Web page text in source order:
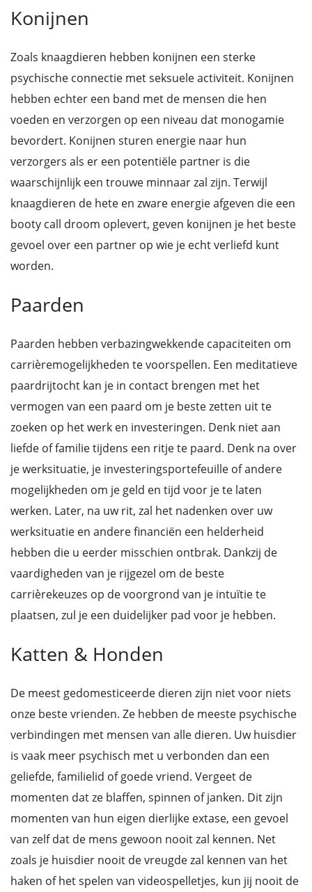
Konijnen
Zoals knaagdieren hebben konijnen een sterke
psychische connectie met seksuele activiteit. Konijnen
hebben echter een band met de mensen die hen
voeden en verzorgen op een niveau dat monogamie
bevordert. Konijnen sturen energie naar hun
verzorgers als er een potentiële partner is die
waarschijnlijk een trouwe minnaar zal zijn. Terwijl
knaagdieren de hete en zware energie afgeven die een
booty call droom oplevert, geven konijnen je het beste
gevoel over een partner op wie je echt verliefd kunt
worden.
Paarden
Paarden hebben verbazingwekkende capaciteiten om
carrièremogelijkheden te voorspellen. Een meditatieve
paardrijtocht kan je in contact brengen met het
vermogen van een paard om je beste zetten uit te
zoeken op het werk en investeringen. Denk niet aan
liefde of familie tijdens een ritje te paard. Denk na over
je werksituatie, je investeringsportefeuille of andere
mogelijkheden om je geld en tijd voor je te laten
werken. Later, na uw rit, zal het nadenken over uw
werksituatie en andere financiën een helderheid
hebben die u eerder misschien ontbrak. Dankzij de
vaardigheden van je rijgezel om de beste
carrièrekeuzes op de voorgrond van je intuïtie te
plaatsen, zul je een duidelijker pad voor je hebben.
Katten & Honden
De meest gedomesticeerde dieren zijn niet voor niets
onze beste vrienden. Ze hebben de meeste psychische
verbindingen met mensen van alle dieren. Uw huisdier
is vaak meer psychisch met u verbonden dan een
geliefde, familielid of goede vriend. Vergeet de
momenten dat ze blaffen, spinnen of janken. Dit zijn
momenten van hun eigen dierlijke extase, een gevoel
van zelf dat de mens gewoon nooit zal kennen. Net
zoals je huisdier nooit de vreugde zal kennen van het
haken of het spelen van videospelletjes, kun jij nooit de